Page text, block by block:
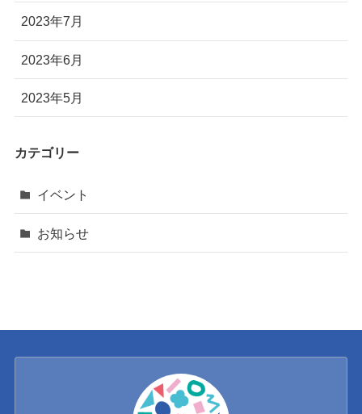
2023年7月
2023年6月
2023年5月
カテゴリー
イベント
お知らせ